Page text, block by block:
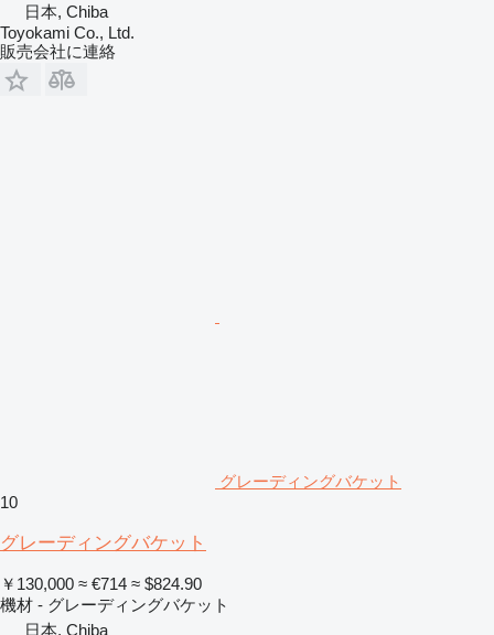
日本, Chiba
Toyokami Co., Ltd.
販売会社に連絡
グレーディングバケット
10
グレーディングバケット
￥130,000 ≈ €714 ≈ $824.90
機材 - グレーディングバケット
日本, Chiba